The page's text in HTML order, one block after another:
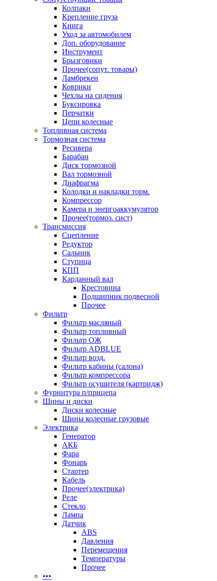
Колпаки
Крепление груза
Книга
Уход за автомобилем
Доп. оборудование
Инструмент
Брызговики
Прочее(сопут. товары)
Ламбрекен
Коврики
Чехлы на сидения
Буксировка
Перчатки
Цепи колесные
Топливная система
Тормозная система
Ресивера
Барабан
Диск тормозной
Вал тормозной
Диафрагма
Колодки и накладки торм.
Компрессор
Камера и энергоаккумулятор
Прочее(тормоз. сист)
Трансмиссия
Сцепление
Редуктор
Сальник
Ступица
КПП
Карданный вал
Крестовина
Подшипник подвесной
Прочее
Фильтр
Фильтр масляный
Фильтр топливный
Фильтр ОЖ
Фильтр ADBLUE
Фильтр возд.
Фильтр кабины (салона)
Фильтр компрессора
Фильтр осушителя (картридж)
Фурнитура п/прицепа
Шины и диски
Диски колесные
Шины колесные грузовые
Электрика
Генератор
АКБ
Фара
Фонарь
Стартер
Кабель
Прочее(электрика)
Реле
Стекло
Лампа
Датчик
ABS
Давления
Перемещения
Температуры
Прочее
•••